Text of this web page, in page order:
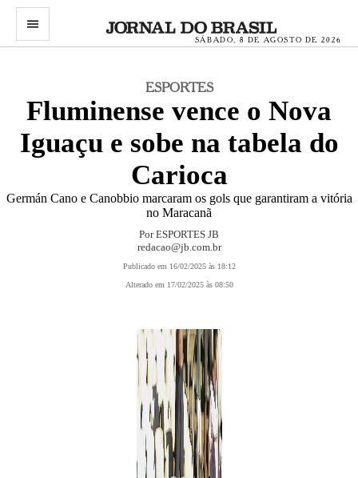
menu
SÁBADO, 8 DE AGOSTO DE 2026
ESPORTES
Fluminense vence o Nova
Iguaçu e sobe na tabela do
Carioca
Germán Cano e Canobbio marcaram os gols que garantiram a vitória
no Maracanã
Por ESPORTES JB
redacao@jb.com.br
Publicado em 16/02/2025 às 18:12
Alterado em 17/02/2025 às 08:50